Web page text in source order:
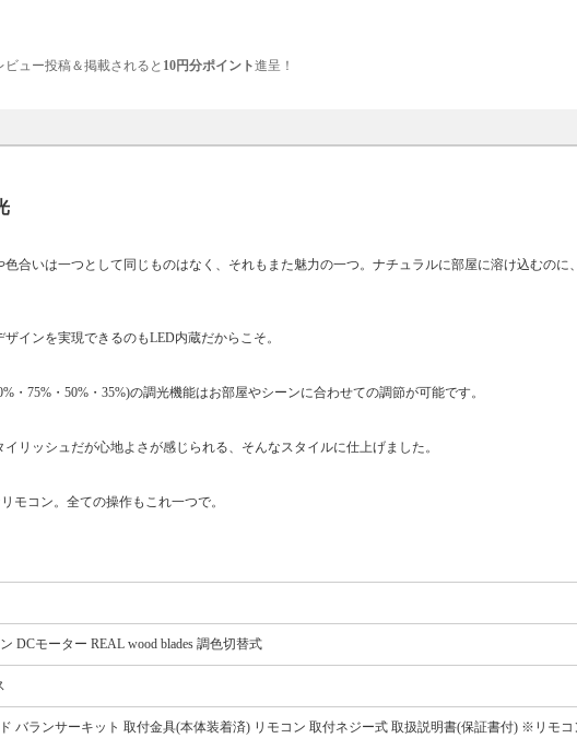
ュー投稿＆掲載されると 10円分ポイント進呈！
合いは一つとして同じものはなく、それもまた魅力の一つ。ナチュラルに部屋に溶け込むのに
インを実現できるのもLED内蔵だからこそ。
75%・50%・35%)の調光機能はお部屋やシーンに合わせての調節が可能です。
リッシュだが心地よさが感じられる、そんなスタイルに仕上げました。
モコン。全ての操作もこれ一つで。
DCモーター REAL wood blades 調色切替式
バランサーキット 取付金具(本体装着済) リモコン 取付ネジー式 取扱説明書(保証書付) ※リモコ